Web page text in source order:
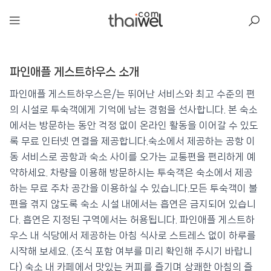
파인애플 게스트하우스
📍 푸켓★ ⭐ 8.4
💰 최저가 확인 · 예약하기
파인애플 게스트하우스 소개
파인애플 게스트하우스은/는 뛰어난 서비스와 최고 수준의 편
의 시설로 투숙객에게 기억에 남는 경험을 선사합니다. 본 숙소
에서는 방문하는 동안 걱정 없이 온라인 활동을 이어갈 수 있도
록 무료 인터넷 연결을 제공합니다.숙소에서 제공하는 공항 이
동 서비스로 공항과 숙소 사이를 오가는 교통편을 편리하게 예
약하세요. 차량을 이용해 방문하시는 투숙객은 숙소에서 제공
하는 무료 주차 공간을 이용하실 수 있습니다.모든 투숙객이 불
편을 겪지 않도록 숙소 시설 내에서는 흡연은 금지되어 있습니
다. 흡연은 지정된 구역에서는 허용됩니다. 파인애플 게스트하
우스 내 식당에서 제공하는 아침 식사로 스트레스 없이 하루를
시작해 보세요. (조식 포함 여부를 미리 확인해 주시기 바랍니
다) 숙소 내 카페에서 맛있는 커피를 즐기며 상쾌한 아침의 즐